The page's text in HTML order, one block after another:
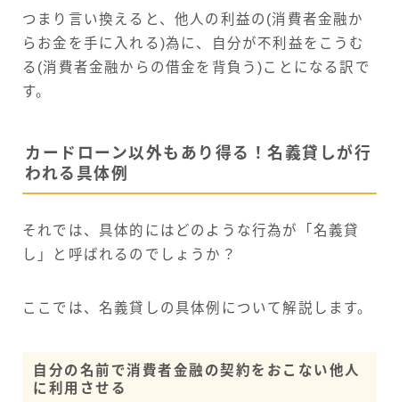
つまり言い換えると、他人の利益の(消費者金融か
らお金を手に入れる)為に、自分が不利益をこうむ
る(消費者金融からの借金を背負う)ことになる訳で
す。
カードローン以外もあり得る！名義貸しが行
われる具体例
それでは、具体的にはどのような行為が「名義貸
し」と呼ばれるのでしょうか？
ここでは、名義貸しの具体例について解説します。
自分の名前で消費者金融の契約をおこない他人
に利用させる